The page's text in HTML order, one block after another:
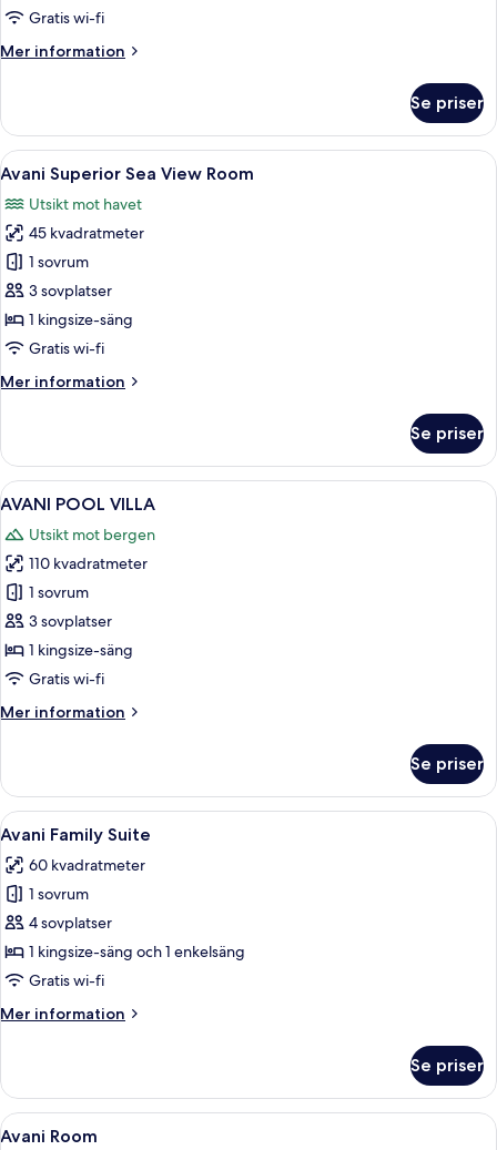
Gratis wi-fi
Mer information
Mer
Superior
Room
Se priser
Öppna
alla
foton
för
Avani
Superior
Sea
View
Ett modernt hotellrum med en stor
6
Avani Superior Sea View Room
Utsikt mot havet
45 kvadratmeter
1 sovrum
3 sovplatser
1 kingsize-säng
Gratis wi-fi
Mer information
Mer
Superior
Sea
View
Se priser
Öppna
alla
foton
för
AVANI
POOL
VILLA
Ett modernt hus i två våningar med
6
AVANI POOL VILLA
Utsikt mot bergen
110 kvadratmeter
1 sovrum
3 sovplatser
1 kingsize-säng
Gratis wi-fi
Mer information
Mer
POOL
VILLA
Se priser
Öppna
alla
foton
för
Avani
Family
Suite
Ett hotellrum med en stor säng, en
5
Avani Family Suite
60 kvadratmeter
1 sovrum
4 sovplatser
1 kingsize-säng och 1 enkelsäng
Gratis wi-fi
Mer information
Mer
Family
Suite
Se priser
Öppna
Ett hotellrum med en stor säng, ett
5
Avani Room